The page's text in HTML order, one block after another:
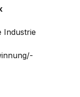
Industrie